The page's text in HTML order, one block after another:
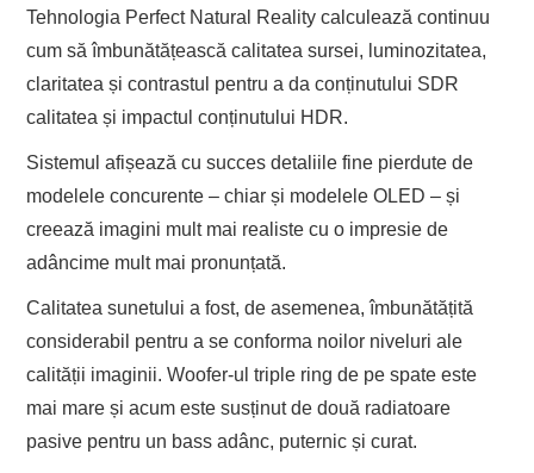
Tehnologia Perfect Natural Reality calculează continuu
cum să îmbunătățească calitatea sursei, luminozitatea,
claritatea și contrastul pentru a da conținutului SDR
calitatea și impactul conținutului HDR.
Sistemul afișează cu succes detaliile fine pierdute de
modelele concurente – chiar și modelele OLED – și
creează imagini mult mai realiste cu o impresie de
adâncime mult mai pronunțată.
Calitatea sunetului a fost, de asemenea, îmbunătățită
considerabil pentru a se conforma noilor niveluri ale
calității imaginii. Woofer-ul triple ring de pe spate este
mai mare și acum este susținut de două radiatoare
pasive pentru un bass adânc, puternic și curat.